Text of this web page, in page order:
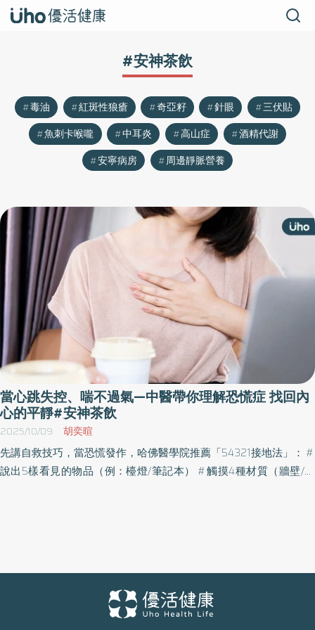
#安神茶飲
毒油 紅斑性狼瘡 奇亞籽 針眼
三伏貼
魚刺卡喉嚨
中耳炎 高山症
酒精代謝
安寧病房
周邊靜脈營養
當心跳失控、喘不過氣—中醫帶你理解恐慌症 找回內
心的平靜#安神茶飲
2025/10/09 胡奕暄
先講自救技巧，當恐慌發作，哈佛醫學院推薦「54321接地法」： #
說出5樣看見的物品（例：檯燈/筆記本） #觸摸4種材質（牆壁/毛
悸、溺水感、喘不過氣、冒冷汗發抖等，必須立即離開當下環境才
能緩解，嚴重影響上下班的通勤時段及工作表現。因上述不適尋求